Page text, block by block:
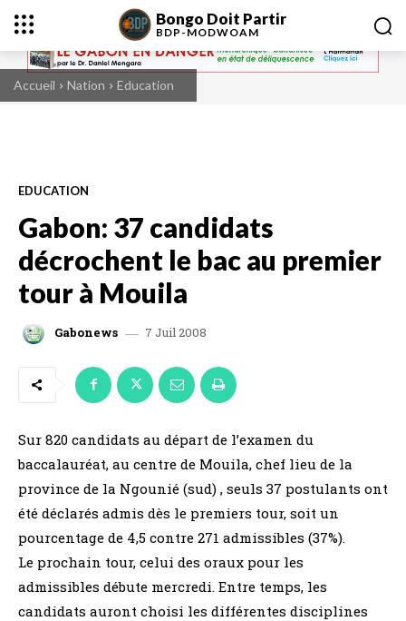
Bongo Doit Partir
BDP-MODWOAM
Accueil Nation Education
EDUCATION
Gabon: 37 candidats
décrochent le bac au premier
tour à Mouila
Gabonews 7 Juil 2008
Sur 820 candidats au départ de l’examen du
baccalauréat, au centre de Mouila, chef lieu de la
province de la Ngounié (sud) , seuls 37 postulants ont
été déclarés admis dès le premiers tour, soit un
pourcentage de 4,5 contre 271 admissibles (37%).
Le prochain tour, celui des oraux pour les
admissibles débute mercredi. Entre temps, les
candidats auront choisi les différentes disciplines